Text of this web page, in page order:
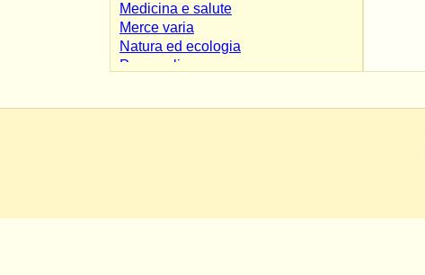
Medicina e salute
Merce varia
Natura ed ecologia
Personali
Affiliate Marketing